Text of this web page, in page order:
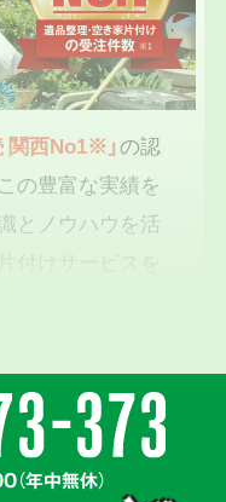
関西No1※」の認
の豊富な実績を
とノウハウを活
付けサービスを
年中無休）